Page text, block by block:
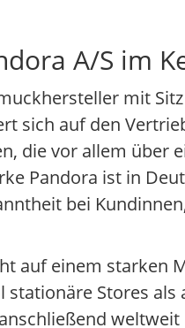
A/S im
mit
sich auf den
die vor allem über
Pandora ist in
bei
auf einem
Stores